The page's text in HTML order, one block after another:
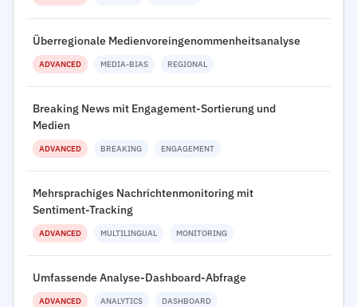
Überregionale Medienvoreingenommenheitsanalyse
ADVANCED MEDIA-BIAS REGIONAL
Breaking News mit Engagement-Sortierung und
Medien
ADVANCED BREAKING ENGAGEMENT
Mehrsprachiges Nachrichtenmonitoring mit
Sentiment-Tracking
ADVANCED MULTILINGUAL MONITORING
Umfassende Analyse-Dashboard-Abfrage
ADVANCED ANALYTICS DASHBOARD